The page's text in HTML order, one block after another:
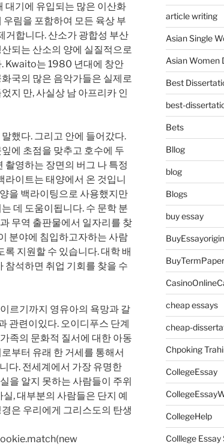
대기에 유입되는 많은 이산화
림을 포함하여 모든 육상 부
거합니다. 산소가 광합성 부산
되는 산소의 양에 실질적으로
Kwaito는 1980 년대에 창안
국의 많은 음악가들은 실제로
지 만, 사실상 남 아프리카 인
했다. 그리고 안에 들어갔다.
에 초점을 맞추고 호수에 두
촬영하는 장면의 버그 나 특정
라이트는 태양에서 온 것입니
을 백라이팅으로 사용했지만
데 도움이됩니다. 수 문학 분
무역 출판물에서 일자리를 찾
분야에 침입하고자하는 사람
지원할 수 있습니다. 대학 배
참석하면 취업 기회를 찾을 수
르기까지 영유아의 욕망과 갈
관련이있다. 오이디푸스 단계
족의 문화적 질서에 대한 아동
부터 유래 한 거세를 통해서
다. 전세계에서 가장 유명한
을 알지 못하는 사람들이 주위
, 대부분의 사람들은 단지 예
은 우리에게 그리스도의 탄생
article writing
Asian Single
Asian Women
Best
best-
Bets
Bllog
blog
Blogs
buy essay
BuyTermPaper
cheap essays
cheap-
Chpoking
CollegeEssay
CollegeHelp
Colllege Essay